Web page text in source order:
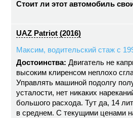
Стоит ли этот автомобиль
UAZ Patriot (2016)
Максим, водительский стаж с
Достоинства: Двигатель не
высоким клиренсом неплохо
Управлять машиной подолгу
усталости, нет никаких
большого расхода. Тут да, 14
в среднем. С текущими ценами